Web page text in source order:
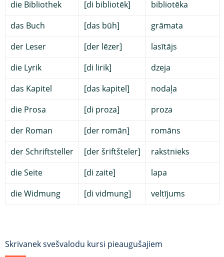
die Bibliothek
[di bibliotēk]
bibliotēka
das Buch
[das būh]
grāmata
der Leser
[der lēzer]
lasītājs
die Lyrik
[di lirik]
dzeja
das Kapitel
[das kapitel]
nodaļa
die Prosa
[di proza]
proza
der Roman
[der romān]
romāns
der Schriftsteller
[der šriftšteler]
rakstnieks
die Seite
[di zaite]
lapa
die Widmung
[di vidmung] veltījums
Skrivanek svešvalodu kursi pieaugušajiem